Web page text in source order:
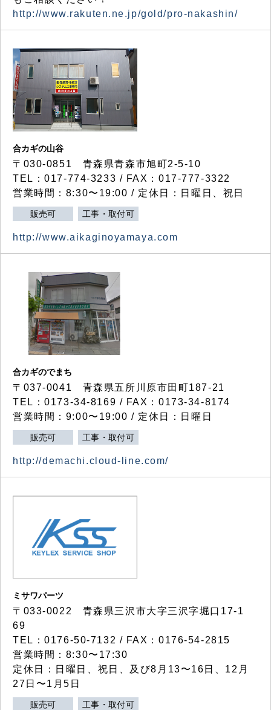
http://www.rakuten.ne.jp/gold/pro-nakashin/
合カギの山谷
〒030-0851 青森県青森市旭町2-5-10
TEL：017-774-3233 / FAX：017-777-3322
営業時間：8:30〜19:00 / 定休日：日曜日、祝日
販売可 工事・取付可
http://www.aikaginoyamaya.com
合カギのでまち
〒037-0041 青森県五所川原市田町187-21
TEL：0173-34-8169 / FAX：0173-34-8174
営業時間：9:00〜19:00 / 定休日：日曜日
販売可 工事・取付可
http://demachi.cloud-line.com/
ミサワパーツ
〒033-0022 青森県三沢市大字三沢字堀口17-1
69
TEL：0176-50-7132 / FAX：0176-54-2815
営業時間：8:30〜17:30
定休日：日曜日、祝日、及び8月13〜16日、12月
27日〜1月5日
販売可 工事・取付可